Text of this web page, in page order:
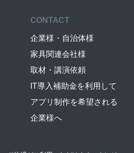
CONTACT
企業様・自治体様
家具関連会社様
取材・講演依頼
IT導入補助金を利用して
アプリ制作を希望される
企業様へ